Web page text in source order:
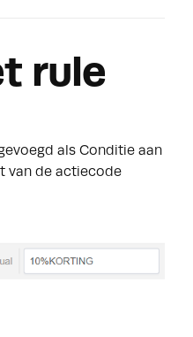
rule
als Conditie aan
van de actiecode